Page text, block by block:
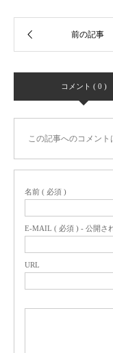
コメント ( 0 )
この記事へのコメント
名前 ( 必須 )
E-MAIL ( 必須 ) - 公開さ
URL